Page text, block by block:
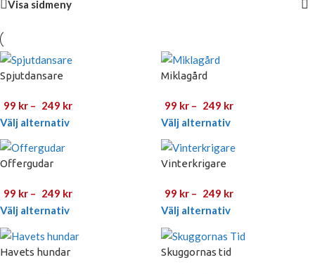
Visa sidmeny
Spjutdansare
99 kr – 249 kr
Välj alternativ
Miklagård
99 kr – 249 kr
Välj alternativ
Offergudar
99 kr – 249 kr
Välj alternativ
Vinterkrigare
99 kr – 249 kr
Välj alternativ
Havets hundar Skuggornas tid